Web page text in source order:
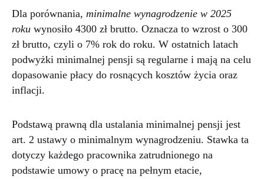
Dla porównania, minimalne wynagrodzenie w 2025
roku wynosiło 4300 zł brutto. Oznacza to wzrost o 300
zł brutto, czyli o 7% rok do roku. W ostatnich latach
podwyżki minimalnej pensji są regularne i mają na celu
dopasowanie płacy do rosnących kosztów życia oraz
inflacji.
Podstawą prawną dla ustalania minimalnej pensji jest
art. 2 ustawy o minimalnym wynagrodzeniu. Stawka ta
dotyczy każdego pracownika zatrudnionego na
podstawie umowy o pracę na pełnym etacie,